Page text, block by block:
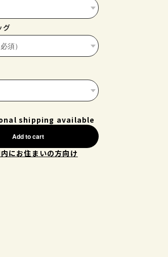
グ
shipping available
Add to cart
にお住まいの方向け